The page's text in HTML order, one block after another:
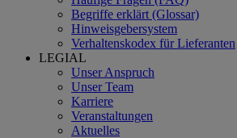
Begriffe erklärt (Glossar)
Hinweisgebersystem
Verhaltenskodex für Lieferanten
LEGIAL
Unser Anspruch
Unser Team
Karriere
Veranstaltungen
Aktuelles